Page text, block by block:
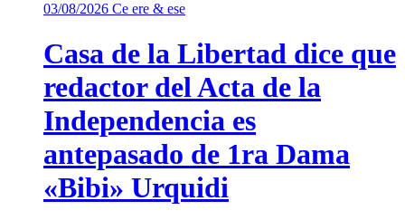
03/08/2026 Ce ere & ese
Casa de la Libertad dice que
redactor del Acta de la
Independencia es
antepasado de 1ra Dama
«Bibi» Urquidi